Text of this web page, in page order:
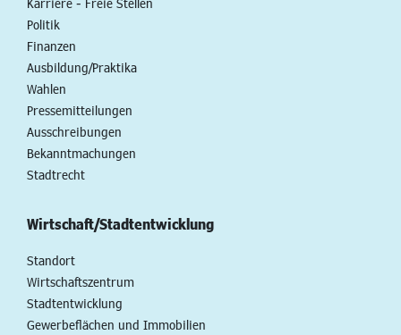
Politik
Finanzen
Ausbildung/Praktika
Wahlen
Pressemitteilungen
Ausschreibungen
Bekanntmachungen
Stadtrecht
Wirtschaft/Stadtentwicklung
Standort
Wirtschaftszentrum
Stadtentwicklung
Gewerbeflächen und Immobilien